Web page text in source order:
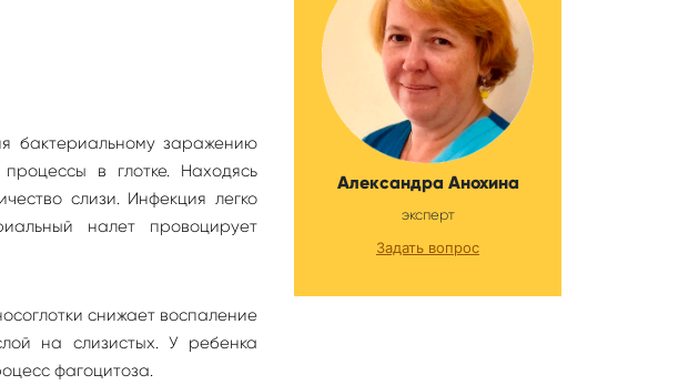
бактериальному заражению
в глотке. Находясь
слизи. Инфекция легко
налет провоцирует
снижает воспаление
на слизистых. У ребенка
фагоцитоза.
Александра Анохина
эксперт
Задать вопрос